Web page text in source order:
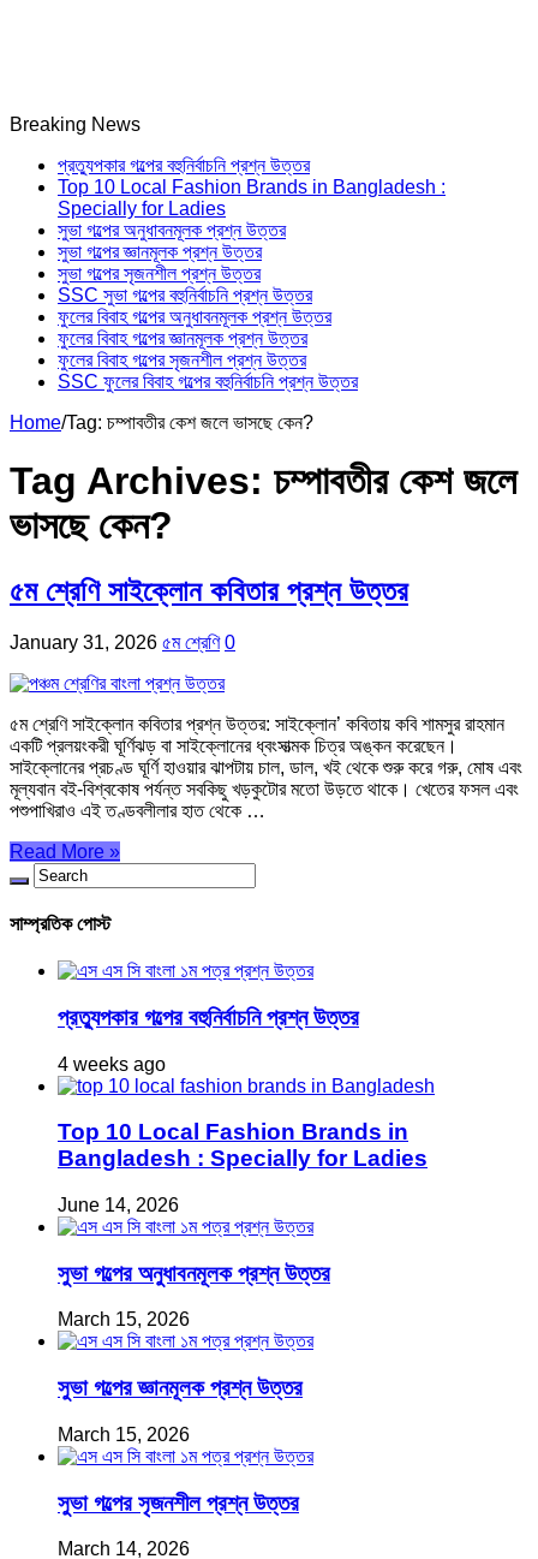
Breaking News
প্রত্যুপকার গল্পের বহুনির্বাচনি প্রশ্ন উত্তর
Top 10 Local Fashion Brands in Bangladesh :
Specially for Ladies
সুভা গল্পের অনুধাবনমূলক প্রশ্ন উত্তর
সুভা গল্পের জ্ঞানমূলক প্রশ্ন উত্তর
সুভা গল্পের সৃজনশীল প্রশ্ন উত্তর
SSC সুভা গল্পের বহুনির্বাচনি প্রশ্ন উত্তর
ফুলের বিবাহ গল্পের অনুধাবনমূলক প্রশ্ন উত্তর
ফুলের বিবাহ গল্পের জ্ঞানমূলক প্রশ্ন উত্তর
ফুলের বিবাহ গল্পের সৃজনশীল প্রশ্ন উত্তর
SSC ফুলের বিবাহ গল্পের বহুনির্বাচনি প্রশ্ন উত্তর
Home/Tag: চম্পাবতীর কেশ জলে ভাসছে কেন?
Tag Archives: চম্পাবতীর কেশ জলে
ভাসছে কেন?
৫ম শ্রেণি সাইক্লোন কবিতার প্রশ্ন উত্তর
January 31, 2026 ৫ম শ্রেণি 0
৫ম শ্রেণি সাইক্লোন কবিতার প্রশ্ন উত্তর: সাইক্লোন’ কবিতায় কবি শামসুর রাহমান
একটি প্রলয়ংকরী ঘূর্ণিঝড় বা সাইক্লোনের ধ্বংসাত্মক চিত্র অঙ্কন করেছেন।
সাইক্লোনের প্রচণ্ড ঘূর্ণি হাওয়ার ঝাপটায় চাল, ডাল, খই থেকে শুরু করে গরু, মোষ এবং
মূল্যবান বই-বিশ্বকোষ পর্যন্ত সবকিছু খড়কুটোর মতো উড়তে থাকে। খেতের ফসল এবং
পশুপাখিরাও এই তণ্ডবলীলার হাত থেকে …
Read More »
সাম্প্রতিক পোস্ট
প্রত্যুপকার গল্পের বহুনির্বাচনি প্রশ্ন উত্তর
4 weeks ago
Top 10 Local Fashion Brands in
Bangladesh : Specially for Ladies
June 14, 2026
সুভা গল্পের অনুধাবনমূলক প্রশ্ন উত্তর
March 15, 2026
সুভা গল্পের জ্ঞানমূলক প্রশ্ন উত্তর
March 15, 2026
সুভা গল্পের সৃজনশীল প্রশ্ন উত্তর
March 14, 2026